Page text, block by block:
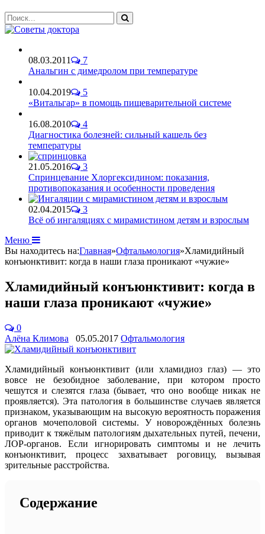
08.03.2011
7
Анальгин с димедролом при температуре
10.04.2019
5
«Витальгар» в помощь пищеварительной системе
16.08.2010
4
Диагностика болезней: сильный кашель без
температуры
21.05.2016
3
Спринцевание Хлоргексидином: показания,
противопоказания и особенности проведения
02.04.2015
3
Всё об ингаляциях с мирамистином детям и взрослым
Меню
Вы находитесь на:Главная»Офтальмология»Хламидийный
конъюнктивит: когда в наши глаза проникают «чужие»
Хламидийный конъюнктивит: когда в
наши глаза проникают «чужие»
0
Алёна Климова
05.05.2017 Офтальмология
Хламидийный конъюнктивит (или хламидиоз глаз) — это
вовсе не безобидное заболевание, при котором просто
чешутся и слезятся глаза (бывает, что оно вообще никак не
проявляется). Эта патология в большинстве случаев является
признаком, указывающим на высокую вероятность поражения
органов мочеполовой системы. У новорождённых болезнь
приводит к тяжёлым патологиям дыхательных путей, печени,
ЛОР-органов. Если игнорировать симптомы и не лечить
конъюнктивит, процесс захватывает роговицу, вызывая
зрительные расстройства.
Содержание